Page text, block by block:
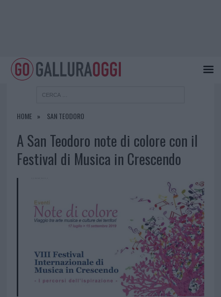
HOME SAN TEODORO
A San Teodoro note di colore con il
Festival di Musica in Crescendo